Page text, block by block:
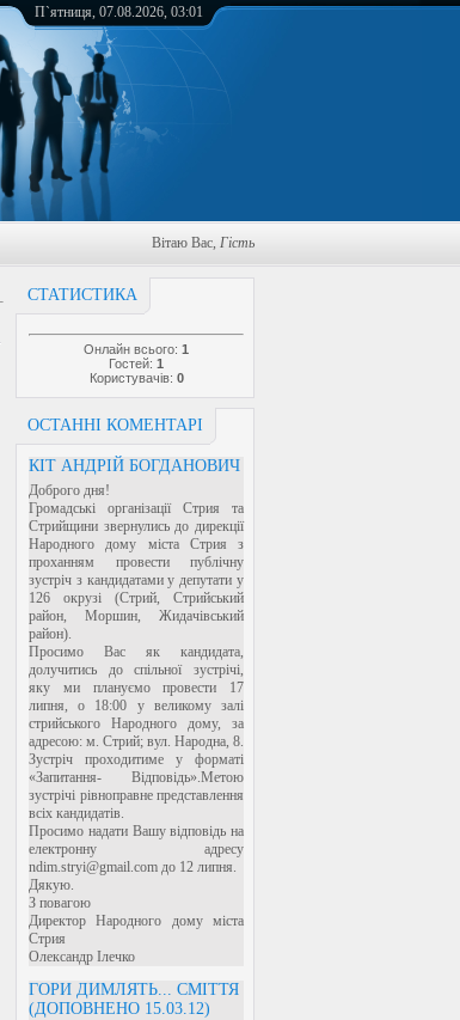
П`ятниця, 07.08.2026, 03:01
Вітаю Вас, Гість
СТАТИСТИКА
Онлайн всього: 1
Гостей: 1
Користувачів: 0
ОСТАННІ КОМЕНТАРІ
КІТ АНДРІЙ БОГДАНОВИЧ
Доброго дня!
Громадські організації Стрия та
Стрийщини звернулись до дирекції
Народного дому міста Стрия з
проханням провести публічну
зустріч з кандидатами у депутати у
126 окрузі (Стрий, Стрийський
район, Моршин, Жидачівський
район).
Просимо Вас як кандидата,
долучитись до спільної зустрічі,
яку ми плануємо провести 17
липня, о 18:00 у великому залі
стрийського Народного дому, за
адресою: м. Стрий; вул. Народна, 8.
Зустріч проходитиме у форматі
«Запитання- Відповідь».Метою
зустрічі рівноправне представлення
всіх кандидатів.
Просимо надати Вашу відповідь на
електронну адресу
ndim.stryi@gmail.com до 12 липня.
Дякую.
З повагою
Директор Народного дому міста
Стрия
Олександр Ілечко
ГОРИ ДИМЛЯТЬ... СМІТТЯ
(ДОПОВНЕНО 15.03.12)